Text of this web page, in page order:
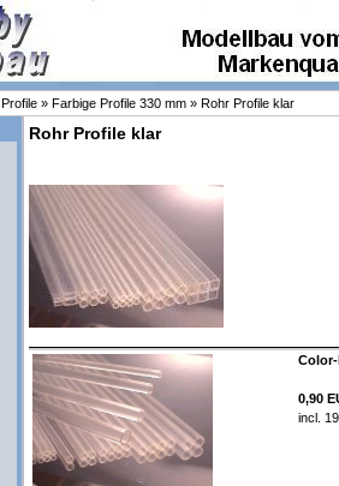
» Farbige Profile 330 mm » Rohr Profile klar
Rohr Profile klar
0,90
incl.